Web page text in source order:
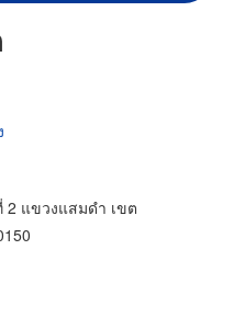
2 แขวงแสมดำ เขต